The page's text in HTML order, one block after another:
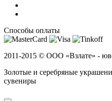
Способы оплаты
2011-2015 © ООО «Взлате» -
Золотые и серебряные
сувениры